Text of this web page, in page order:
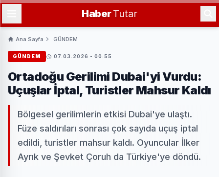
HaberTutar
Ana Sayfa GÜNDEM
GÜNDEM 07.03.2026 - 00:55
Ortadoğu Gerilimi Dubai'yi Vurdu:
Uçuşlar İptal, Turistler Mahsur Kaldı
Bölgesel gerilimlerin etkisi Dubai'ye ulaştı.
Füze saldırıları sonrası çok sayıda uçuş iptal
edildi, turistler mahsur kaldı. Oyuncular İlker
Ayrık ve Şevket Çoruh da Türkiye'ye döndü.